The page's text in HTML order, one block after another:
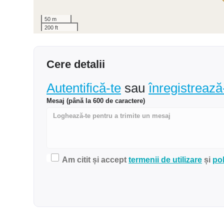
50 m
200 ft
Cere detalii
Autentifică-te sau
Mesaj (până la 600 de caractere)
Am citit și accept termenii de utilizare și